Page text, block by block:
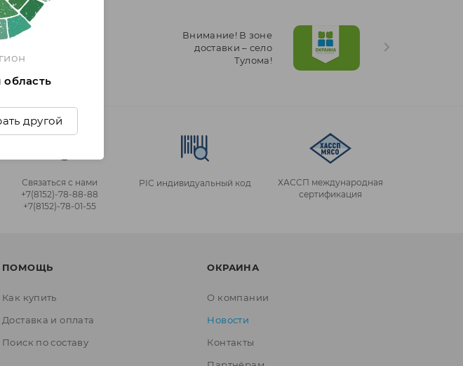
другой
Внимание! В зоне
доставки – село
Тулома!
Связаться с нами
+7(8152)‑78‑88‑88
+7(8152)‑78‑01‑55
PIC индивидуальный код
ХАССП международная
сертификация
ПОМОЩЬ
Как купить
Доставка и оплата
Поиск по составу
ОКРАИНА
О компании
Новости
Контакты